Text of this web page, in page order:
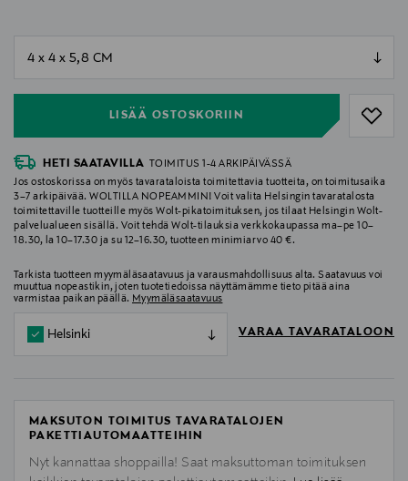
LISÄÄ OSTOSKORIIN
HETI SAATAVILLA
TOIMITUS 1-4 ARKIPÄIVÄSSÄ
Jos ostoskorissa on myös tavarataloista toimitettavia tuotteita, on toimitusaika
3–7 arkipäivää. WOLTILLA NOPEAMMIN! Voit valita Helsingin tavaratalosta
toimitettaville tuotteille myös Wolt-pikatoimituksen, jos tilaat Helsingin Wolt-
palvelualueen sisällä. Voit tehdä Wolt-tilauksia verkkokaupassa ma–pe 10–
18.30, la 10–17.30 ja su 12–16.30, tuotteen minimiarvo 40 €.
Tarkista tuotteen myymäläsaatavuus ja varausmahdollisuus alta. Saatavuus voi
muuttua nopeastikin, joten tuotetiedoissa näyttämämme tieto pitää aina
varmistaa paikan päällä. Myymäläsaatavuus
Helsinki VARAA TAVARATALOON
MAKSUTON TOIMITUS TAVARATALOJEN
PAKETTIAUTOMAATTEIHIN
Nyt kannattaa shoppailla! Saat maksuttoman toimituksen